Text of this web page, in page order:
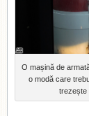
O mașină de
o modă care
trezește